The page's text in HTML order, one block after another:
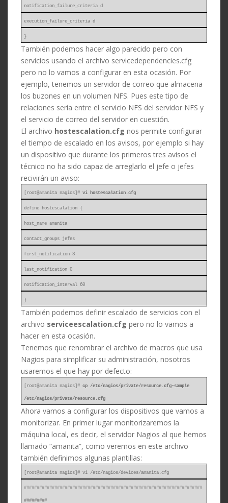
notification_failure_criteria d
execution_failure_criteria d
}
También podemos hacer algo parecido pero con
servicios usando el archivo servicedependencies.cfg
pero no lo vamos a configurar en esta ocasión. Por
ejemplo, tenemos un servidor de correo que almacena
los buzones en un volumen NFS. Pues este tipo de
relaciones sería entre el servicio NFS del servidor NFS y
el servicio de correo del servidor en cuestión.
El archivo hostescalation.cfg nos permite configurar
el tiempo de escalado en los avisos, por ejemplo si hay
un dispositivo que durante los primeros tres avisos el
técnico no ha sido capaz de arreglarlo el jefe o jefes
recivirán un aviso:
[root@amanita nagios]#vi hostescalation.cfg
define hostescalation {
host_name amanita
contact_groups jefes
first_notification 3
last_notification 0
notification_interval 60
}
También podemos definir escalado de servicios con el
archivo serviceescalation.cfg pero no lo vamos a
hacer en esta ocasión.
Tenemos que renombrar el archivo de macros que usa
Nagios para simplificar su administración, nosotros
usaremos el que hay por defecto:
[root@amanita nagios]#cp /etc/nagios/private/resource.cfg-sample
/etc/nagios/private/resource.cfg
Ahora vamos a configurar los dispositivos que vamos a
monitorizar. En primer lugar monitorizaremos la
máquina local, es decir, el servidor Nagios al que hemos
llamado “amanita”, como veremos en este archivo
también definimos algunas plantillas:
[root@amanita nagios]# vi /etc/nagios/devices/amanita.cfg
######################################################################
#########